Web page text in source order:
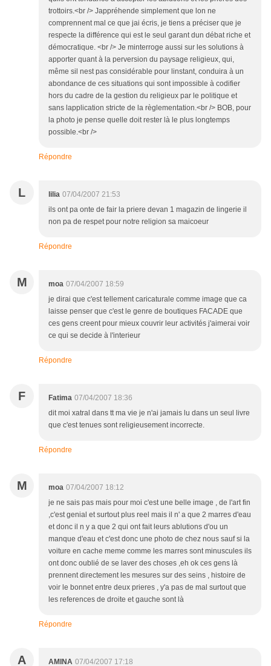
trottoirs.<br /> Jappréhende simplement que lon ne
comprennent mal ce que jai écris, je tiens a préciser que je
respecte la différence qui est le seul garant dun débat riche et
démocratique. <br /> Je minterroge aussi sur les solutions à
apporter quant à la perversion du paysage religieux, qui,
même sil nest pas considérable pour linstant, conduira à un
abondance de ces situations qui sont impossible à codifier
hors du cadre de la gestion du religieux par le politique et
sans lapplication stricte de la règlementation.<br /> BOB, pour
la photo je pense quelle doit rester là le plus longtemps
possible.<br />
Répondre
L lilia 07/04/2007 21:53
ils ont pa onte de fair la priere devan 1 magazin de lingerie il
non pa de respet pour notre religion sa maicoeur
Répondre
M moa 07/04/2007 18:59
je dirai que c'est tellement caricaturale comme image que ca
laisse penser que c'est le genre de boutiques FACADE que
ces gens creent pour mieux couvrir leur activités j'aimerai voir
ce qui se decide à l'interieur
Répondre
F Fatima 07/04/2007 18:36
dit moi xatral dans tt ma vie je n'ai jamais lu dans un seul livre
que c'est tenues sont religieusement incorrecte.
Répondre
M moa 07/04/2007 18:12
je ne sais pas mais pour moi c'est une belle image , de l'art fin
,c'est genial et surtout plus reel mais il n' a que 2 marres d'eau
et donc il n y a que 2 qui ont fait leurs ablutions d'ou un
manque d'eau et c'est donc une photo de chez nous sauf si la
voiture en cache meme comme les marres sont minuscules ils
ont donc oublié de se laver des choses ,eh ok ces gens là
prennent directement les mesures sur des seins , histoire de
voir le bonnet entre deux prieres , y'a pas de mal surtout que
les references de droite et gauche sont là
Répondre
A AMINA 07/04/2007 17:18